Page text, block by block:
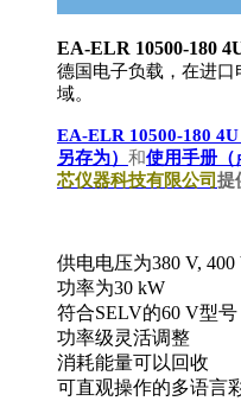
EA-ELR 10500-180
德国电子负载，在进
域。
EA-ELR 10500-180 4U
另存为） 和使用手册（
芯仪器科技有限公司 提
供电电压为380 V,
功率为30 kW
符合SELV的60 V型号
功率级灵活调整
消耗能量可以回收
可直观操作的多语言